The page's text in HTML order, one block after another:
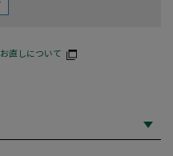
お直しについて